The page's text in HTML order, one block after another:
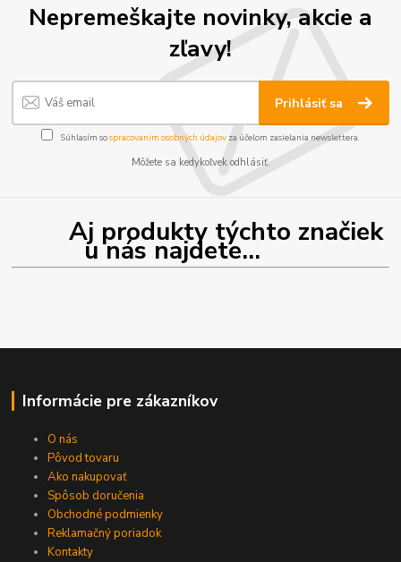
Nepremeškajte novinky, akcie a
zľavy!
Prihlásiť sa
Súhlasím sospracovaním osobných údajov za účelom zasielania newslettera.
Môžete sa kedykoľvek odhlásiť.
Aj produkty týchto značiek
u nás najdete...
Informácie pre zákazníkov
O nás
Pôvod tovaru
Ako nakupovať
Spôsob doručenia
Obchodné podmienky
Reklamačný poriadok
Kontakty